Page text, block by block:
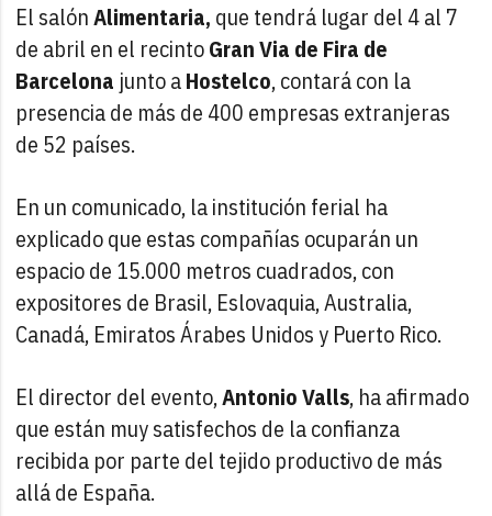
El salónAlimentaria, que tendrá lugar del 4 al 7
de abril en el recintoGran Via de Fira de
Barcelona junto aHostelco, contará con la
presencia de más de 400 empresas extranjeras
de 52 países.
En un comunicado, la institución ferial ha
explicado que estas compañías ocuparán un
espacio de 15.000 metros cuadrados, con
expositores de Brasil, Eslovaquia, Australia,
Canadá, Emiratos Árabes Unidos y Puerto Rico.
El director del evento,Antonio Valls, ha afirmado
que están muy satisfechos de la confianza
recibida por parte del tejido productivo de más
allá de España.